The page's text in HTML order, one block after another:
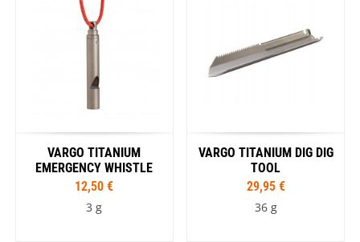
VARGO TITANIUM
EMERGENCY WHISTLE
12,50 €
3 g
VARGO TITANIUM DIG DIG
TOOL
29,95 €
36 g